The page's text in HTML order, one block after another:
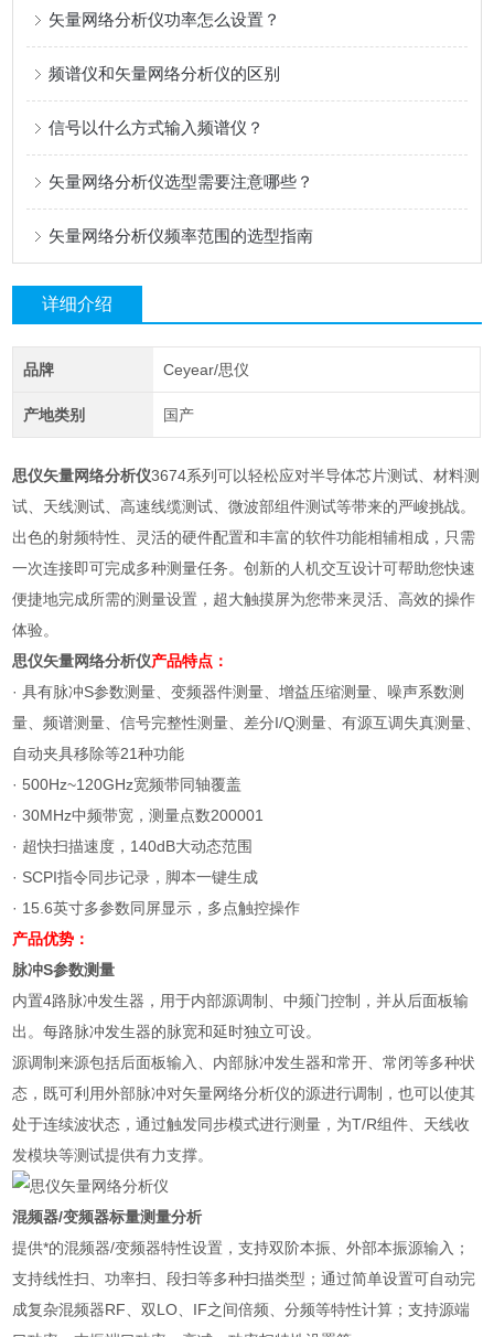
矢量网络分析仪功率怎么设置？
频谱仪和矢量网络分析仪的区别
信号以什么方式输入频谱仪？
矢量网络分析仪选型需要注意哪些？
矢量网络分析仪频率范围的选型指南
详细介绍
品牌 Ceyear/思仪
产地类别 国产
思仪矢量网络分析仪3674系列可以轻松应对半导体芯片测试、材料测
试、天线测试、高速线缆测试、微波部组件测试等带来的严峻挑战。
出色的射频特性、灵活的硬件配置和丰富的软件功能相辅相成，只需
一次连接即可完成多种测量任务。创新的人机交互设计可帮助您快速
便捷地完成所需的测量设置，超大触摸屏为您带来灵活、高效的操作
体验。
思仪矢量网络分析仪产品特点：
· 具有脉冲S参数测量、变频器件测量、增益压缩测量、噪声系数测
量、频谱测量、信号完整性测量、差分I/Q测量、有源互调失真测量、
自动夹具移除等21种功能
· 500Hz~120GHz宽频带同轴覆盖
· 30MHz中频带宽，测量点数200001
· 超快扫描速度，140dB大动态范围
· SCPI指令同步记录，脚本一键生成
· 15.6英寸多参数同屏显示，多点触控操作
产品优势：
脉冲S参数测量
内置4路脉冲发生器，用于内部源调制、中频门控制，并从后面板输
出。每路脉冲发生器的脉宽和延时独立可设。
源调制来源包括后面板输入、内部脉冲发生器和常开、常闭等多种状
态，既可利用外部脉冲对矢量网络分析仪的源进行调制，也可以使其
处于连续波状态，通过触发同步模式进行测量，为T/R组件、天线收
发模块等测试提供有力支撑。
混频器/变频器标量测量分析
提供*的混频器/变频器特性设置，支持双阶本振、外部本振源输入；
支持线性扫、功率扫、段扫等多种扫描类型；通过简单设置可自动完
成复杂混频器RF、双LO、IF之间倍频、分频等特性计算；支持源端